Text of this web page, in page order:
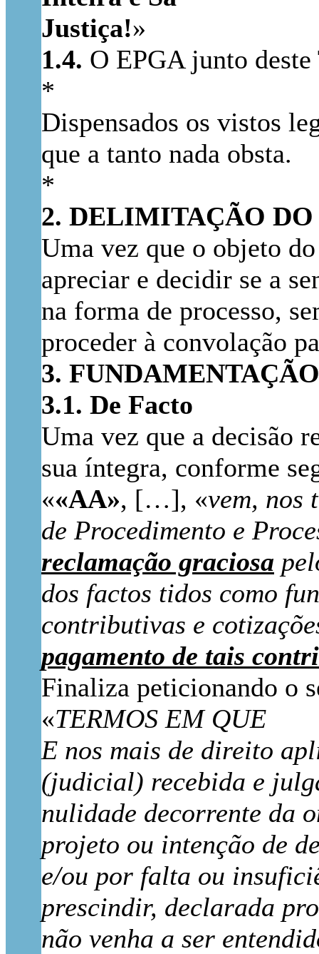
Justiça!»
1.4. O EPGA junto
*
Dispensados os vistos
que a tanto nada obsta.
*
2. DELIMITAÇÃO DO
Uma vez que o objeto
apreciar e decidir se a
na forma de processo,
proceder à convolação
3. FUNDAMENTAÇÃO
3.1. De Facto
Uma vez que a decisão
sua íntegra, conforme
««AA», […], «vem, nos
de Procedimento e
reclamação graciosa
dos factos tidos como
contributivas e
pagamento de tais
Finaliza peticionando o
«TERMOS EM QUE
E nos mais de direito
(judicial) recebida e
nulidade decorrente da
projeto ou intenção de
e/ou por falta ou
prescindir, declarada
não venha a ser